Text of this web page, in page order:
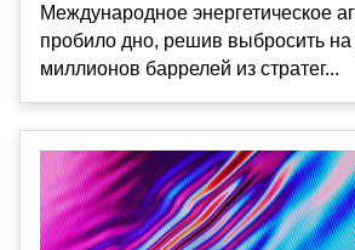
Международное энергетическое
пробило дно, решив выбросить
миллионов баррелей из стратег...